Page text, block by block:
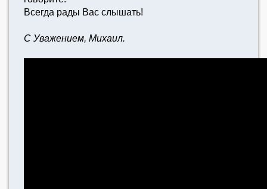
Всегда рады Вас слышать!
С Уважением, Михаил.